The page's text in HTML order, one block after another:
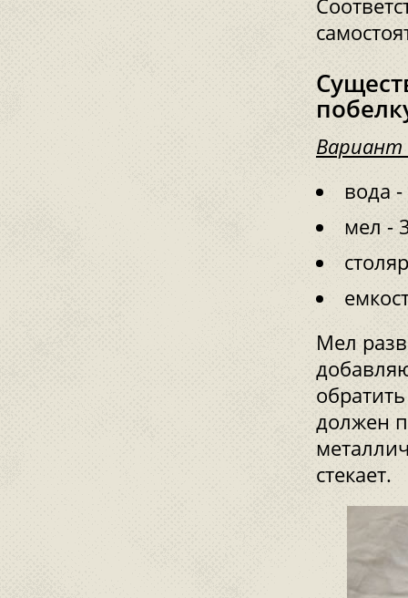
Вариант
вода
мел -
Мел
должен
стекает.